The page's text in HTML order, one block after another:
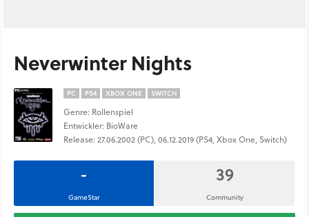
Neverwinter Nights
PC PS4 XBOX ONE SWITCH
Genre: Rollenspiel
Entwickler: BioWare
Release: 27.06.2002 (PC), 06.12.2019 (PS4, Xbox One, Switch)
-
GameStar
39
Community